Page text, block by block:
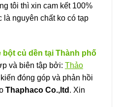
tôi thì xin cam kết 100%
là nguyên chất ko có tạp
bột củ dền tại Thành phố
và biên tập bởi: Thảo
đóng góp và phản hồi
Thaphaco Co.,ltd . Xin